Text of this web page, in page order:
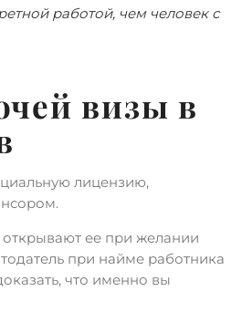
работой, чем человек с
визы в
лицензию,
ее при желании
при найме работника
что именно вы